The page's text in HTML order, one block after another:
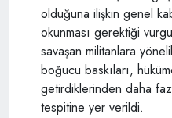
olduğuna ilişkin genel
okunması gerektiği
savaşan militanlara
boğucu baskıları,
getirdiklerinden daha
tespitine yer verildi.